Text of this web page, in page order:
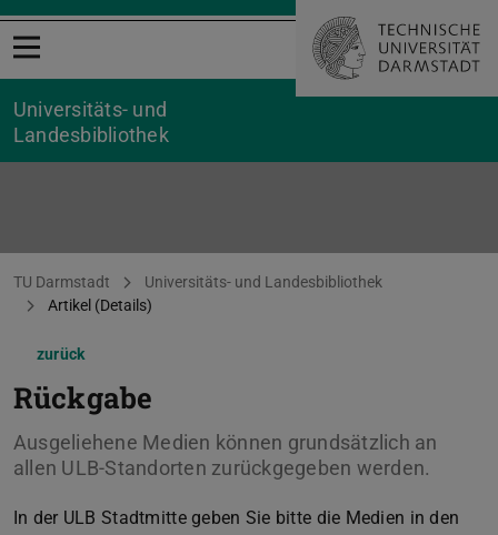
Menü öffnen
Universitäts- und
Landesbibliothek
Sie befinden sich hier:
TU Darmstadt
Universitäts- und Landesbibliothek
Artikel (Details)
zurück
Rückgabe
Ausgeliehene Medien können grundsätzlich an
allen ULB-Standorten zurückgegeben werden.
In der ULB Stadtmitte geben Sie bitte die Medien in den